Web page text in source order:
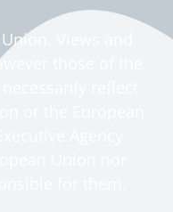
Views and
those of the
reflect
or the European
Agency
Union nor
for them.